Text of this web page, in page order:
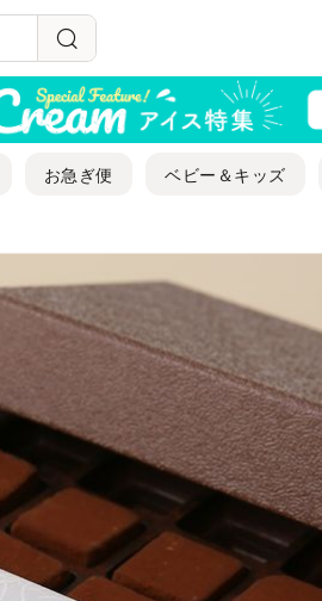
お急ぎ便 ベビー＆キッズ